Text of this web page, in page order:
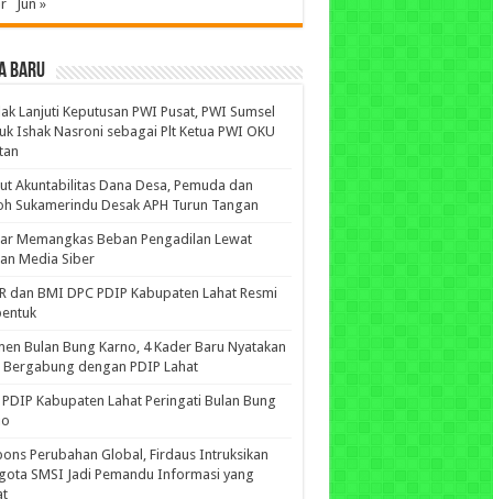
Jun »
BARU
Lanjuti Keputusan PWI Pusat, PWI Sumsel
Ishak Nasroni sebagai Plt Ketua PWI OKU
Akuntabilitas Dana Desa, Pemuda dan
Sukamerindu Desak APH Turun Tangan
Memangkas Beban Pengadilan Lewat
Media Siber
dan BMI DPC PDIP Kabupaten Lahat Resmi
Bulan Bung Karno, 4 Kader Baru Nyatakan
Bergabung dengan PDIP Lahat
PDIP Kabupaten Lahat Peringati Bulan Bung
Perubahan Global, Firdaus Intruksikan
SMSI Jadi Pemandu Informasi yang